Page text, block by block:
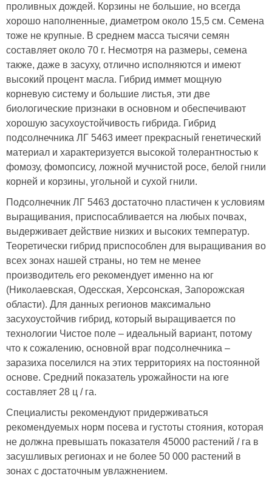
проливных дождей. Корзины не большие, но всегда
хорошо наполненные, диаметром около 15,5 см. Семена
тоже не крупные. В среднем масса тысячи семян
составляет около 70 г. Несмотря на размеры, семена
также, даже в засуху, отлично исполняются и имеют
высокий процент масла. Гибрид иммет мощную
корневую систему и большие листья, эти две
биологические признаки в основном и обеспечивают
хорошую засухоустойчивость гибрида. Гибрид
подсолнечника ЛГ 5463 имеет прекрасный генетический
материал и характеризуется высокой толерантностью к
фомозу, фомопсису, ложной мучнистой росе, белой гнили
корней и корзины, угольной и сухой гнили.
Подсолнечник ЛГ 5463 достаточно пластичен к условиям
выращивания, приспосабливается на любых почвах,
выдерживает действие низких и высоких температур.
Теоретически гибрид приспособлен для выращивания во
всех зонах нашей страны, но тем не менее
производитель его рекомендует именно на юг
(Николаевская, Одесская, Херсонская, Запорожская
области). Для данных регионов максимально
засухоустойчив гибрид, который выращивается по
технологии Чистое поле – идеальный вариант, потому
что к сожалению, основной враг подсолнечника –
заразиха поселился на этих территориях на постоянной
основе. Средний показатель урожайности на юге
составляет 28 ц / га.
Специалисты рекомендуют придерживаться
рекомендуемых норм посева и густоты стояния, которая
не должна превышать показателя 45000 растений / га в
засушливых регионах и не более 50 000 растений в
зонах с достаточным увлажнением.